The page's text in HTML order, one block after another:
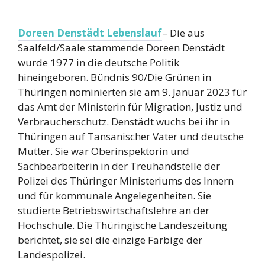
Doreen Denstädt Lebenslauf– Die aus
Saalfeld/Saale stammende Doreen Denstädt
wurde 1977 in die deutsche Politik
hineingeboren. Bündnis 90/Die Grünen in
Thüringen nominierten sie am 9. Januar 2023 für
das Amt der Ministerin für Migration, Justiz und
Verbraucherschutz. Denstädt wuchs bei ihr in
Thüringen auf Tansanischer Vater und deutsche
Mutter. Sie war Oberinspektorin und
Sachbearbeiterin in der Treuhandstelle der
Polizei des Thüringer Ministeriums des Innern
und für kommunale Angelegenheiten. Sie
studierte Betriebswirtschaftslehre an der
Hochschule. Die Thüringische Landeszeitung
berichtet, sie sei die einzige Farbige der
Landespolizei.